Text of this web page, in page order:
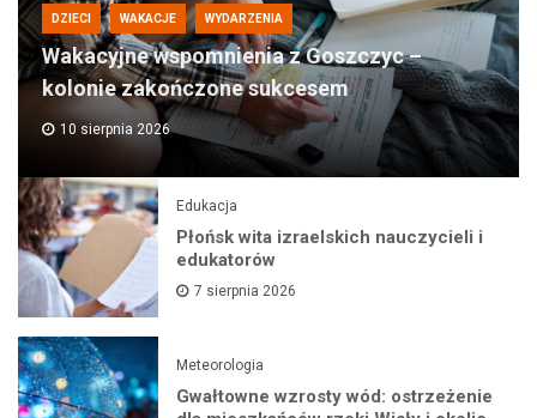
DZIECI WAKACJE WYDARZENIA
Wakacyjne wspomnienia z Goszczyc –
kolonie zakończone sukcesem
10 sierpnia 2026
Edukacja
Płońsk wita izraelskich nauczycieli i
edukatorów
7 sierpnia 2026
Meteorologia
Gwałtowne wzrosty wód: ostrzeżenie